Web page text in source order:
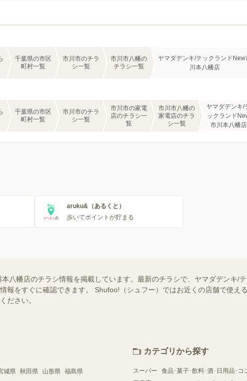
千葉県の市区
町村一覧
市川市のチラ
シ一覧
市川市八幡の
チラシ一覧
ヤマダデンキ/テックランドNew
川本八幡店
千葉県の市区
町村一覧
市川市のチラ
シ一覧
市川市の家電
店のチラシ一
覧
市川市八幡の
家電店のチラ
シ一覧
ヤマダデンキ/
ックランド
市川本八幡店
aruku&（あるくと）
歩いてポイントが貯まる
八幡店のチラシ情報を掲載しています。最新のチラシで、ヤマダデンキ/
報をすぐに確認できます。 Shufoo!（シュフー）ではお近くの店舗で使え
ださい。
城県 秋田県 山形県 福島県
カテゴリから探す
スーパー 食品･菓子･飲料･酒･日用品･コ